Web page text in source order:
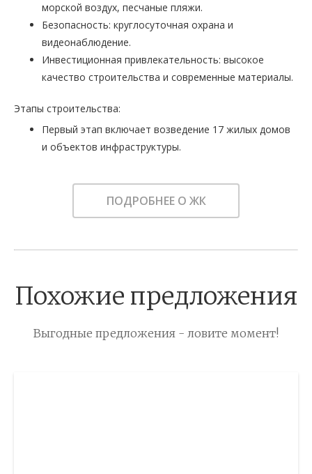
морской воздух, песчаные пляжи.
Безопасность: круглосуточная охрана и
видеонаблюдение.
Инвестиционная привлекательность: высокое
качество строительства и современные материалы.
Этапы строительства:
Первый этап включает возведение 17 жилых домов
и объектов инфраструктуры.
ПОДРОБНЕЕ О ЖК
Похожие предложения
Выгодные предложения - ловите момент!